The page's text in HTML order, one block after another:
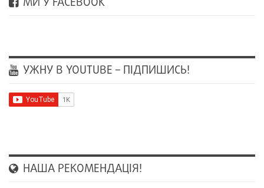
УЖНУ В YOUTUBE – ПІДПИШИСЬ!
НАША РЕКОМЕНДАЦІЯ!